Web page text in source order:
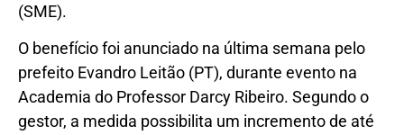
(SME).
O benefício foi anunciado na última semana pelo
prefeito Evandro Leitão (PT), durante evento na
Academia do Professor Darcy Ribeiro. Segundo o
gestor, a medida possibilita um incremento de até